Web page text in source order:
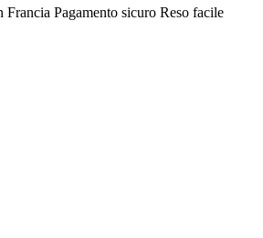
Francia Pagamento sicuro Reso facile